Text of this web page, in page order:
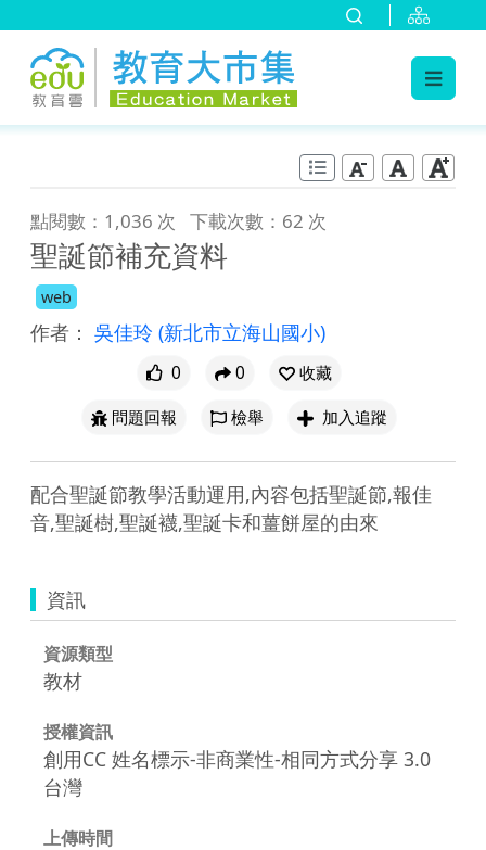
點閱數：1,036 次 下載次數：62 次
聖誕節補充資料
web
作者： 吳佳玲 (新北市立海山國小)
0 0
收藏
問題回報
檢舉 加入追蹤
配合聖誕節教學活動運用,內容包括聖誕節,報佳
音,聖誕樹,聖誕襪,聖誕卡和薑餅屋的由來
資訊
資源類型
教材
授權資訊
創用CC 姓名標示-非商業性-相同方式分享 3.0
台灣
上傳時間